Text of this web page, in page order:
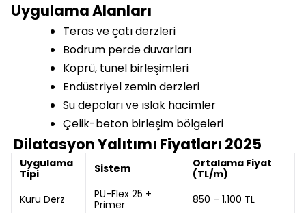
Uygulama Alanları
Teras ve çatı derzleri
Bodrum perde duvarları
Köprü, tünel birleşimleri
Endüstriyel zemin derzleri
Su depoları ve ıslak hacimler
Çelik-beton birleşim bölgeleri
Dilatasyon Yalıtımı Fiyatları 2025
Uygulama
Tipi
Sistem
Ortalama Fiyat
(TL/m)
Kuru Derz
PU-Flex 25 +
Primer
850 – 1.100 TL